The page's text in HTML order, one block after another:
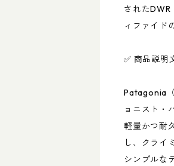
された
ィファイド
✅ 商品説明
Patagonia
ョニスト・
軽量かつ耐
し、クライ
シンプルな